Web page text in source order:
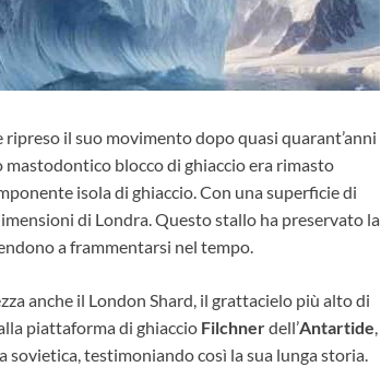
ripreso il suo movimento dopo quasi quarant’anni
blocco di ghiaccio era rimasto
isola di ghiaccio. Con una superficie di
di Londra. Questo stallo ha preservato la
a frammentarsi nel tempo.
anche il London Shard, il grattacielo più alto di
piattaforma di ghiaccio Filchnerdell’Antartide,
sovietica, testimoniando così la sua lunga storia.